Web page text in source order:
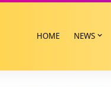
HOME NEWS